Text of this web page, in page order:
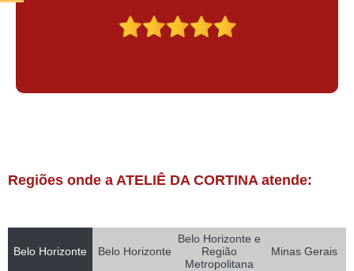
Regiões onde a ATELIÊ DA CORTINA atende:
Belo Horizonte Belo Horizonte
Belo Horizonte e
Região
Metropolitana
Minas Gerais